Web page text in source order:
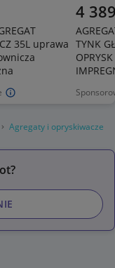
35L uprawa
4
TYNK
Agregaty i opryskiwacze